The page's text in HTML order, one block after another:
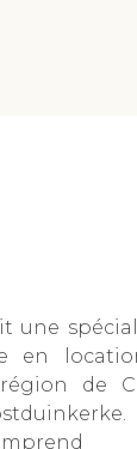
une
en
de